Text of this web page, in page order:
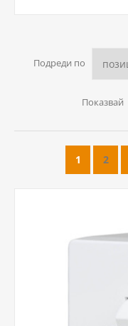
Подреди по
Показвай
1 2